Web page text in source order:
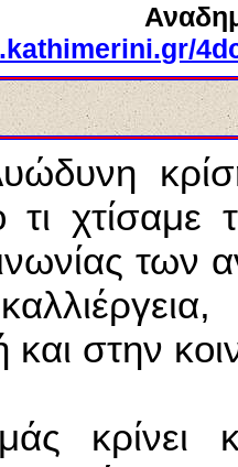
τι
των
στην
κρίνει